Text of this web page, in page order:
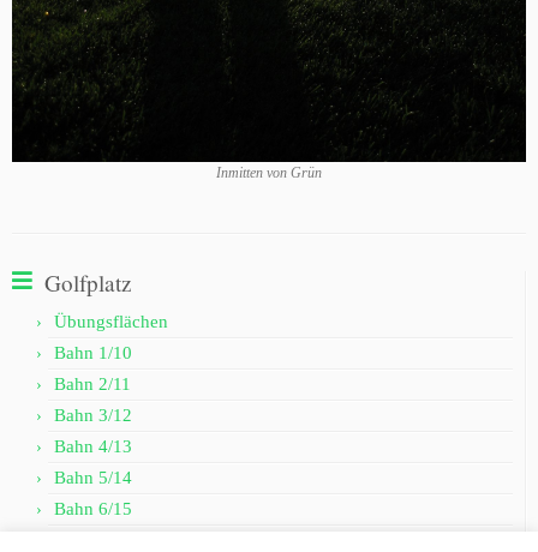
Inmitten von Grün
Golfplatz
Übungsflächen
Bahn 1/10
Bahn 2/11
Bahn 3/12
Bahn 4/13
Bahn 5/14
Bahn 6/15